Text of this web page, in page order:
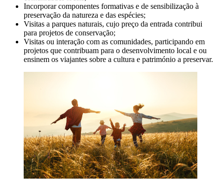
Incorporar componentes formativas e de sensibilização à
preservação da natureza e das espécies;
Visitas a parques naturais, cujo preço da entrada contribui
para projetos de conservação;
Visitas ou interação com as comunidades, participando em
projetos que contribuam para o desenvolvimento local e ou
ensinem os viajantes sobre a cultura e património a preservar.